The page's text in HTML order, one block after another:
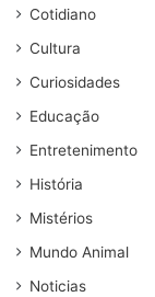
Cotidiano
Cultura
Curiosidades
Educação
Entretenimento
História
Mistérios
Mundo Animal
Noticias